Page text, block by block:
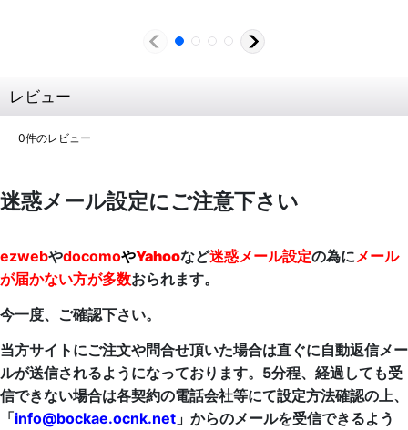
レビュー
0件のレビュー
迷惑メール設定にご注意下さい
ezwebやdocomoやYahooなど迷惑メール設定の為に メール
が届かない方が多数おられます。
今一度、ご確認下さい。
当方サイトにご注文や問合せ頂いた場合は直ぐに自動返信メー
ルが送信されるようになっております。5分程、経過しても受
信できない場合は各契約の電話会社等にて設定方法確認の上、
「info@bockae.ocnk.net 」からのメールを受信できるよう